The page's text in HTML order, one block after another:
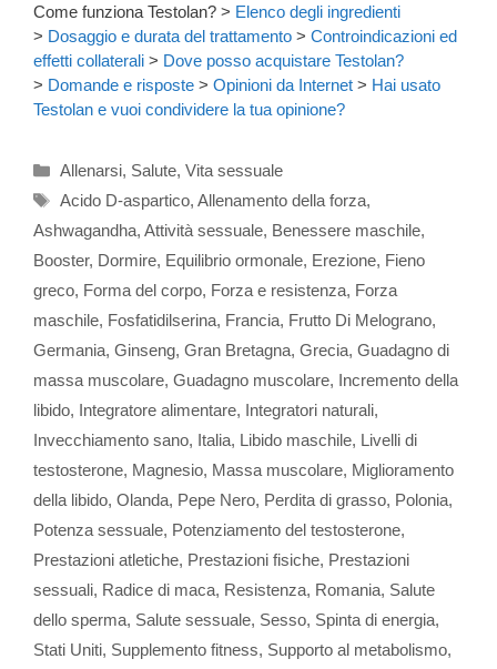
Come funziona Testolan? > Elenco degli ingredienti
> Dosaggio e durata del trattamento > Controindicazioni ed
effetti collaterali > Dove posso acquistare Testolan?
> Domande e risposte > Opinioni da Internet > Hai usato
Testolan e vuoi condividere la tua opinione?
Categorie
Allenarsi, Salute, Vita sessuale
Tag
Acido D-aspartico, Allenamento della forza,
Ashwagandha, Attività sessuale, Benessere maschile,
Booster, Dormire, Equilibrio ormonale, Erezione, Fieno
greco, Forma del corpo, Forza e resistenza, Forza
maschile, Fosfatidilserina, Francia, Frutto Di Melograno,
Germania, Ginseng, Gran Bretagna, Grecia, Guadagno di
massa muscolare, Guadagno muscolare, Incremento della
libido, Integratore alimentare, Integratori naturali,
Invecchiamento sano, Italia, Libido maschile, Livelli di
testosterone, Magnesio, Massa muscolare, Miglioramento
della libido, Olanda, Pepe Nero, Perdita di grasso, Polonia,
Potenza sessuale, Potenziamento del testosterone,
Prestazioni atletiche, Prestazioni fisiche, Prestazioni
sessuali, Radice di maca, Resistenza, Romania, Salute
dello sperma, Salute sessuale, Sesso, Spinta di energia,
Stati Uniti, Supplemento fitness, Supporto al metabolismo,